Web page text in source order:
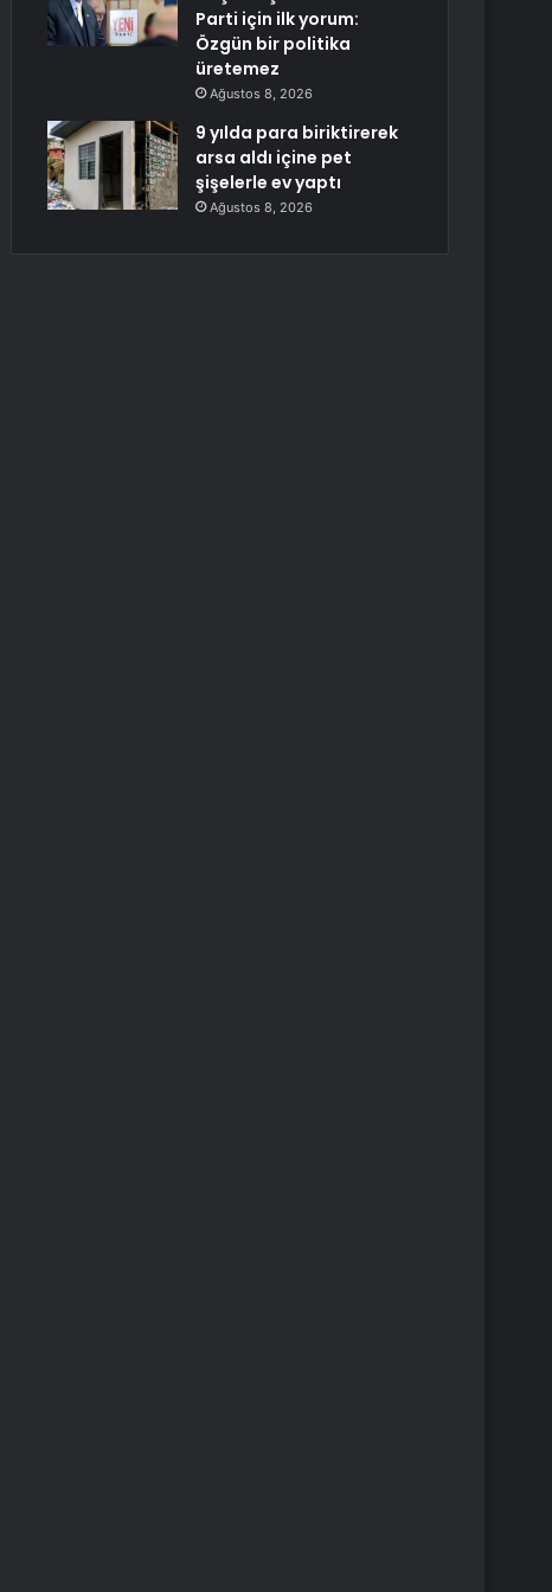
Parti için ilk yorum:
Özgün bir politika
üretemez
Ağustos 8, 2026
9 yılda para biriktirerek
arsa aldı içine pet
şişelerle ev yaptı
Ağustos 8, 2026